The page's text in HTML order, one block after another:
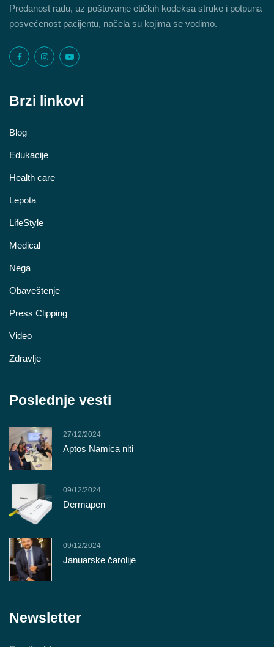
Predanost radu, uz poštovanje etičkih kodeksa struke i potpuna
posvećenost pacijentu, načela su kojima se vodimo.
Brzi linkovi
Blog
Edukacije
Health care
Lepota
LifeStyle
Medical
Nega
Obaveštenje
Press Clipping
Video
Zdravlje
Poslednje vesti
27/12/2024
Aptos Namica niti
09/12/2024
Dermapen
09/12/2024
Januarske čarolije
Newsletter